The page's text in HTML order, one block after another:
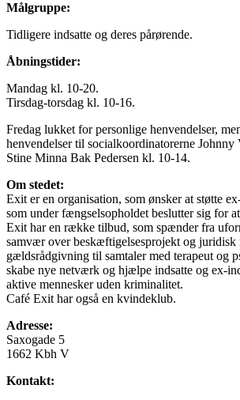
Målgruppe:
Tidligere indsatte og deres pårørende.
Åbningstider:
Mandag kl. 10-20.
Tirsdag-torsdag kl. 10-16.
Fredag lukket for personlige henvendelser,
henvendelser til socialkoordinatorerne Johnny
Stine Minna Bak Pedersen kl. 10-14.
Om stedet:
Exit er en organisation, som ønsker at støtte
som under fængselsopholdet beslutter sig for
Exit har en række tilbud, som spænder fra
samvær over beskæftigelsesprojekt og juridisk
gældsrådgivning til samtaler med terapeut og
skabe nye netværk og hjælpe indsatte og ex-
aktive mennesker uden kriminalitet.
Café Exit har også en kvindeklub.
Adresse:
Saxogade 5
1662 Kbh V
Kontakt: